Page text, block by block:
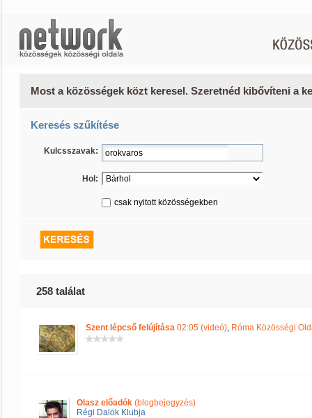
Most a közösségek közt keresel. Szeretnéd kibővíteni a
Keresés szűkítése
Kulcsszavak:
Hol:
csak nyitott közösségekben
258 találat
Szent lépcső felújítása 02:05 (videó), Róma Közösségi
Olasz előadók (blogbejegyzés)
Régi Dalok Klubja